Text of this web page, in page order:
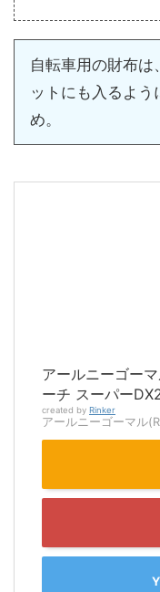
自転車用の財布
ットにも入るよ
め。
アールニーゴー
ーチ スーパー
created by Rinker
アールニーゴーマル